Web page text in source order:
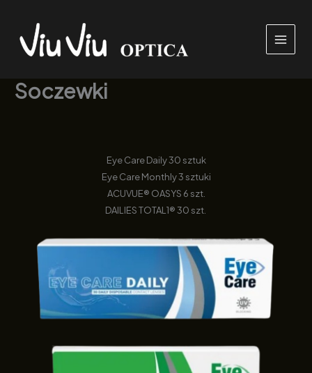
treści
Soczewki
Eye Care Daily 30 sztuk
Eye Care Monthly 3 sztuki
ACUVUE® OASYS 6 szt.
DAILIES TOTAL1® 30 szt.